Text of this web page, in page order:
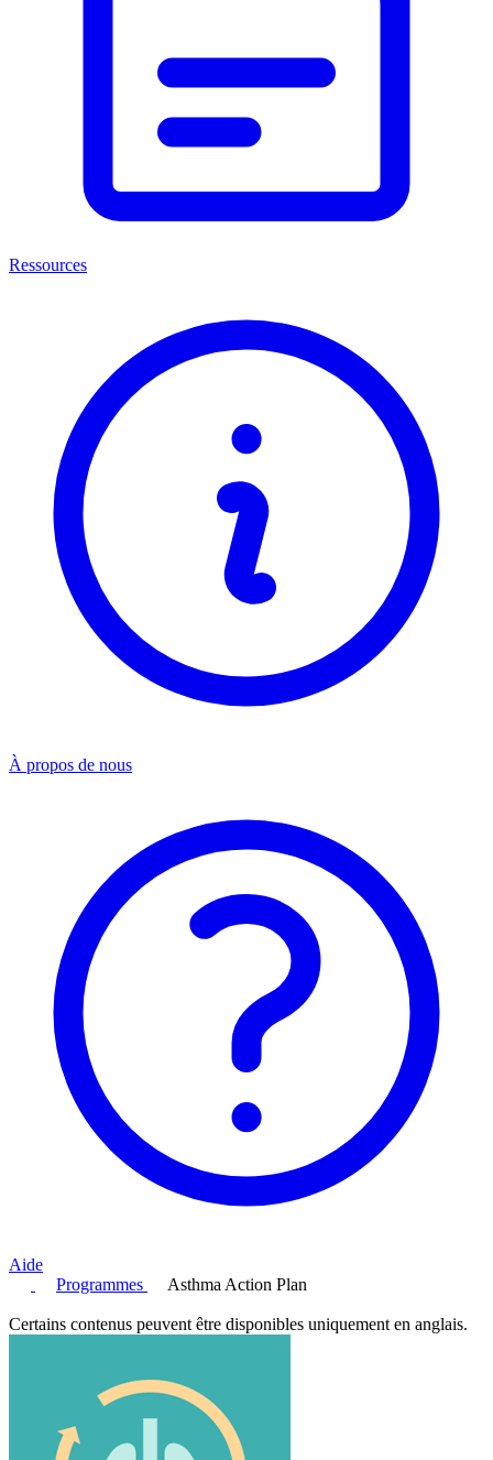
Ressources
À propos de nous
Aide
Programmes
Asthma Action Plan
Certains contenus peuvent être disponibles uniquement en anglais.